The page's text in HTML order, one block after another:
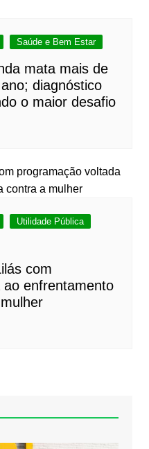
Saúde e Bem Estar
mata mais de
diagnóstico
o maior desafio
Utilidade Pública
com
enfrentamento